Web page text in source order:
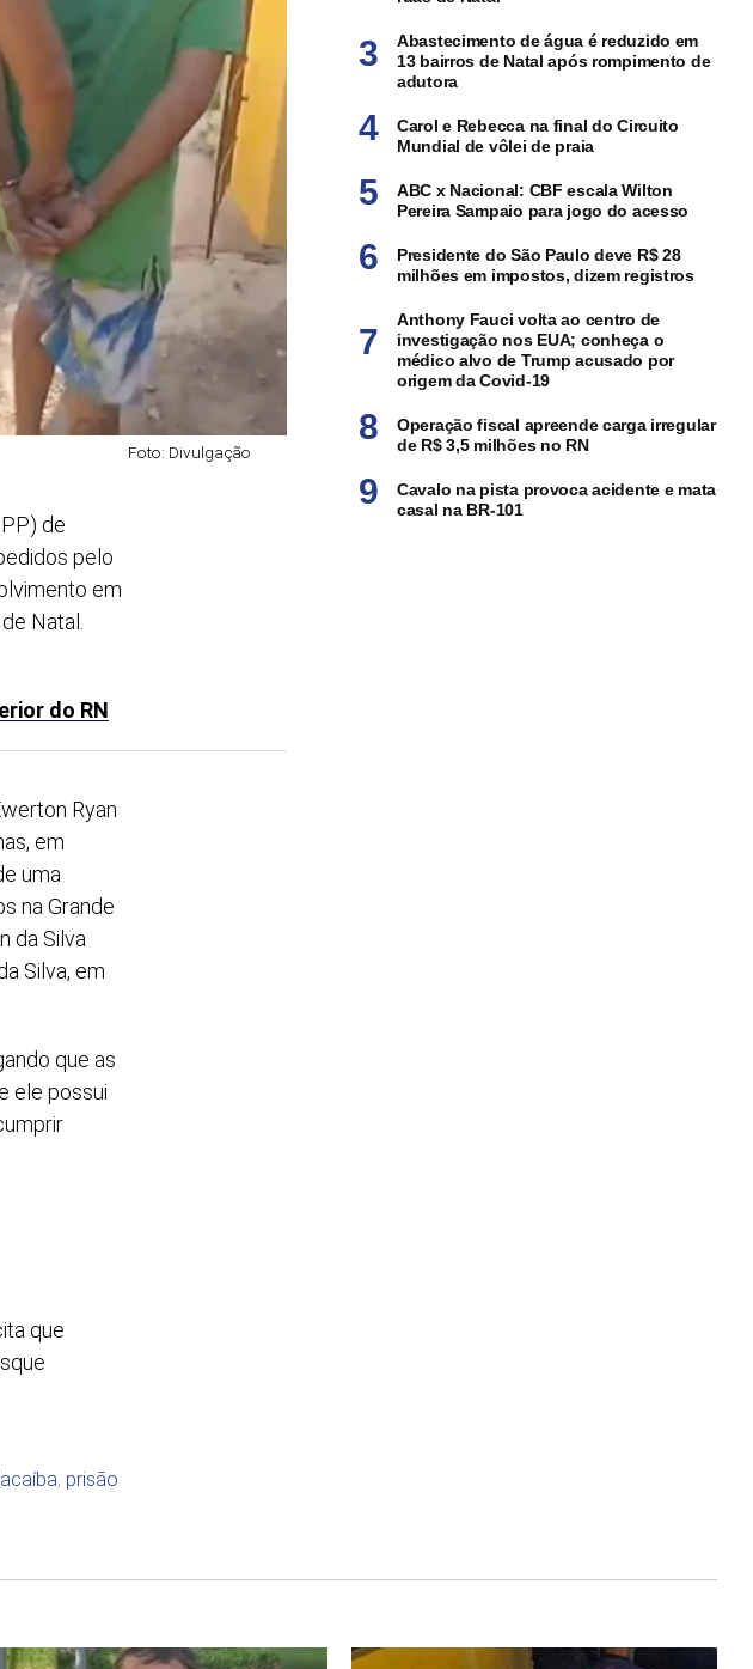
Foto: Divulgação
de
pelo
em
Natal.
do RN
Ryan
em
uma
na Grande
da Silva
Silva, em
que as
ele possui
que
, prisão
Abastecimento de água é reduzido em
13 bairros de Natal após rompimento de
adutora
Carol e Rebecca na final do Circuito
Mundial de vôlei de praia
ABC x Nacional: CBF escala Wilton
Pereira Sampaio para jogo do acesso
Presidente do São Paulo deve R$ 28
milhões em impostos, dizem registros
Anthony Fauci volta ao centro de
investigação nos EUA; conheça o
médico alvo de Trump acusado por
origem da Covid-19
Operação fiscal apreende carga irregular
de R$ 3,5 milhões no RN
Cavalo na pista provoca acidente e mata
casal na BR-101